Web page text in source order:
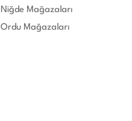
Niğde Mağazaları
Ordu Mağazaları